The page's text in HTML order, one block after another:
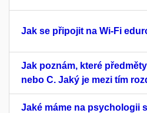
Jak se připojit na Wi-Fi
Jak poznám, které
nebo C. Jaký je mezi tím
Jaké máme na psychologii